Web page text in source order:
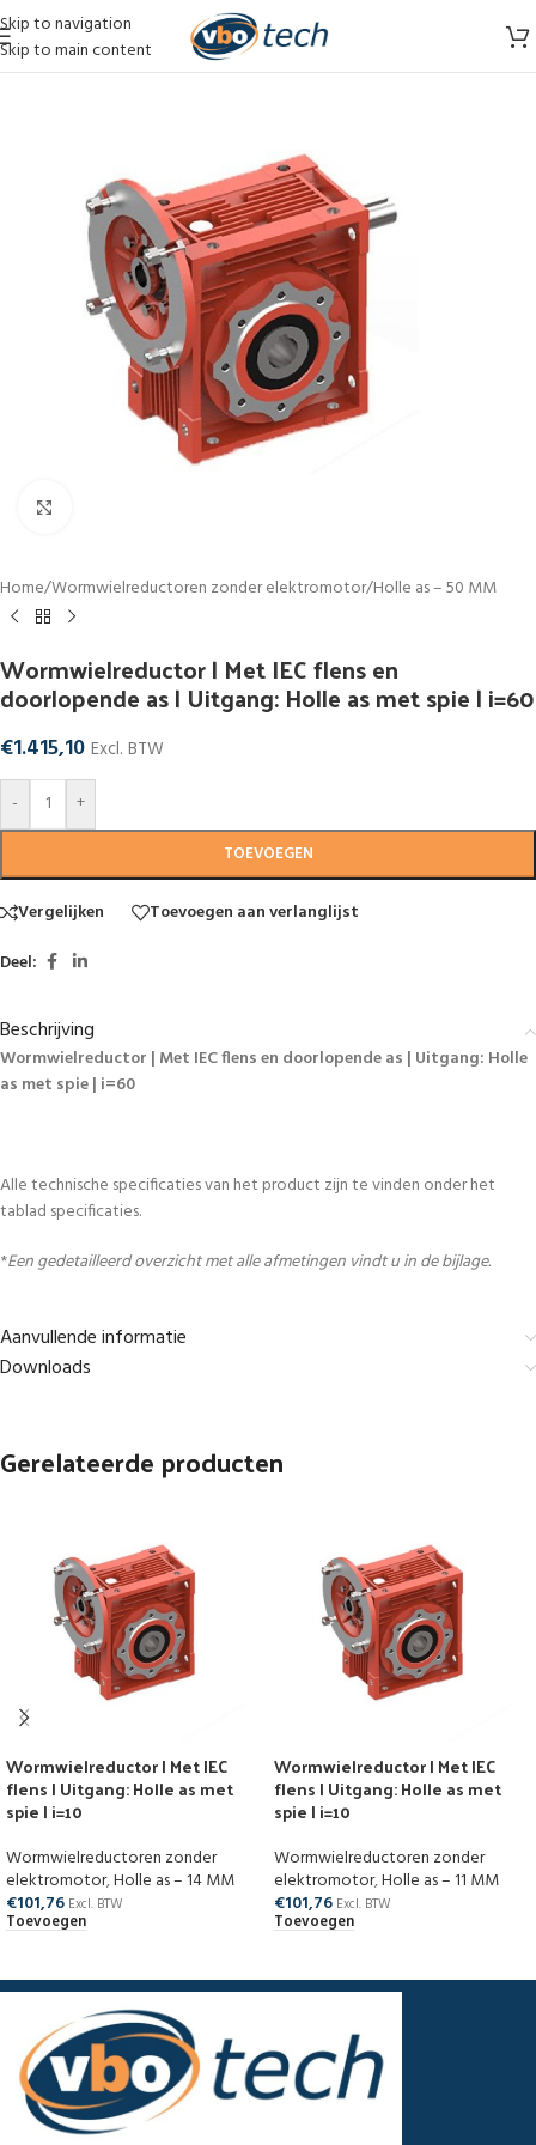
Skip to navigation
Skip to main content
Home/Wormwielreductoren zonder elektromotor/Holle as – 50 MM
Wormwielreductor | Met IEC flens en
doorlopende as | Uitgang: Holle as met spie | i=60
€1.415,10 Excl. BTW
-
+
TOEVOEGEN
Vergelijken
Toevoegen aan verlanglijst
Deel:
Beschrijving
Wormwielreductor | Met IEC flens en doorlopende as | Uitgang: Holle
as met spie | i=60
Alle technische specificaties van het product zijn te vinden onder het
tablad specificaties.
*Een gedetailleerd overzicht met alle afmetingen vindt u in de bijlage.
Aanvullende informatie
Downloads
Gerelateerde producten
Wormwielreductor | Met IEC
flens | Uitgang: Holle as met
spie | i=10
Wormwielreductoren zonder
elektromotor,Holle as – 14 MM
€101,76 Excl. BTW
Toevoegen
Wormwielreductor | Met IEC
flens | Uitgang: Holle as met
spie | i=10
Wormwielreductoren zonder
elektromotor,Holle as – 11 MM
€101,76 Excl. BTW
Toevoegen